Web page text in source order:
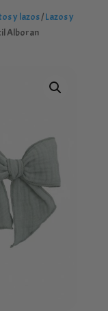
y lazos/Lazos y
Alboran